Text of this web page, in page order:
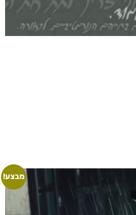
מבצע!